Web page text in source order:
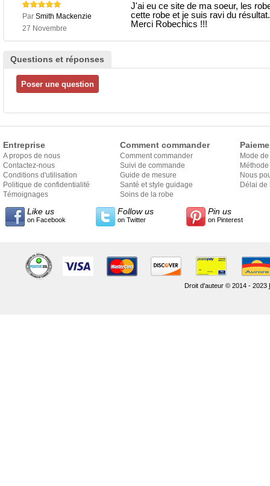
Par Smith Mackenzie
27 Novembre
J'ai eu ce site de ma soeur, les
cette robe et je suis ravi du
Merci Robechics !!!
Questions et réponses
Entreprise
A propos de nous
Contactez-nous
Conditions d'utilisation
Politique de confidentialité
Témoignages
Comment commander
Comment commander
Suivi de commande
Guide de mesure
Santé et style guidage
Soins de la robe
Mode
Nous
Délai de
Like us
on Facebook
Follow us
on Twitter
Pin us
on Pinterest
Droit d'auteur © 2014 - 2023